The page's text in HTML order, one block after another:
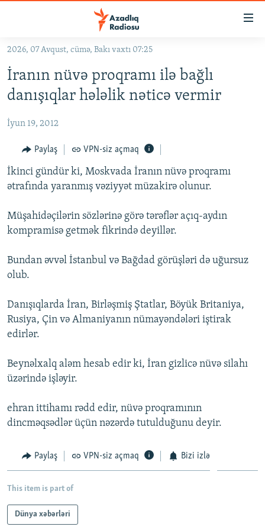
Əsas
qayıt
Əsas
naviqasiyaya
qayıt
KORRUPSIOMETR
#ƏSLINDƏ
FƏRQƏ BAX
QANUNI DOĞRU
ARAŞDIRMA
MULTIMEDIA
VIDEO
FOTOQALEREYA
İNFOQRAFIKA
KARIKATURA
RADIO ARXIV
OXU ZALI
AZƏRBAYCAN ƏDƏBIYYATI KITABXANASI
İSLAM VƏ DEMOKRATIYA
İZ - MƏDƏNIYYƏT PROQRAMI
HAQQIMIZDA
MISSIYAMIZ
PEŞƏ ETIKASI VƏ JURNALISTIKA STANDARTLARIMIZ
MATERIALLARIMIZDAN ISTIFADƏ
AZADLIQRADIOSU MOBIL TELEFONUNUZDA
BIZIMLƏ ƏLAQƏ
XƏBƏR BÜLLETENLƏRIMIZ
2026, 07 Avqust, cümə, Bakı vaxtı 07:25
İranın nüvə proqramı ilə bağlı
danışıqlar hələlik nəticə vermir
İyun 19, 2012
Paylaş VPN-siz açmaq
İkinci gündür ki, Moskvada İranın nüvə proqramı
ətrafında yaranmış vəziyyət müzakirə olunur.
Müşahidəçilərin sözlərinə görə tərəflər açıq-aydın
kompramisə getmək fikrində deyillər.
Bundan əvvəl İstanbul və Bağdad görüşləri də uğursuz
olub.
Danışıqlarda İran, Birləşmiş Ştatlar, Böyük Britaniya,
Rusiya, Çin və Almaniyanın nümayəndələri iştirak
edirlər.
Beynəlxalq aləm hesab edir ki, İran gizlicə nüvə silahı
üzərində işləyir.
ehran ittihamı rədd edir, nüvə proqramının
dincməqsədlər üçün nəzərdə tutulduğunu deyir.
Paylaş VPN-siz açmaq Bizi izlə
This item is part of
Dünya xəbərləri